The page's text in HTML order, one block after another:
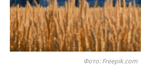
Фото: Freepik.com